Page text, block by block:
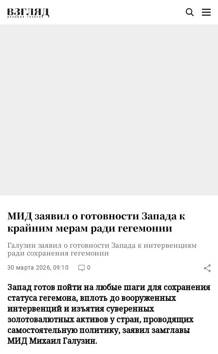
МИД заявил о готовности Запада к
крайним мерам ради гегемонии
Галузин заявил о готовности Запада к интервенциям
ради сохранения гегемонии
30 марта 2026, 09:10 0
Запад готов пойти на любые шаги для сохранения
статуса гегемона, вплоть до вооруженных
интервенций и изъятия суверенных
золотовалютных активов у стран, проводящих
самостоятельную политику, заявил замглавы
МИД Михаил Галузин.